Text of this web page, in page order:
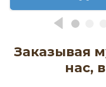
Заказывая
нас,